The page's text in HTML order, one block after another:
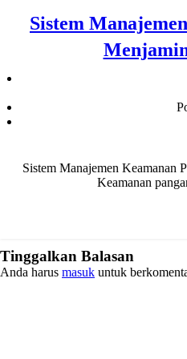
Sistem
Sistem Manajemen Keamanan
Keamanan
Tinggalkan Balasan
Anda harus masuk untuk